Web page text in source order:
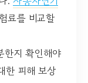
료를 비교할
한지 확인해야
한 피해 보상